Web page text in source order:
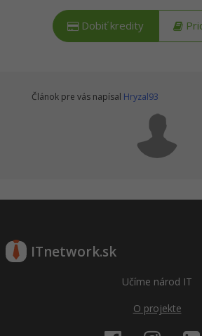
Dobiť kredity
Článok pre vás napísal Hryzal93
ITnetwork.sk
Učíme národ IT
O projekte